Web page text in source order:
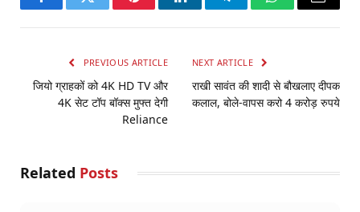
FacebookTwitter PinterestLinkedInTelegramWhatsApp
Email
PREVIOUS ARTICLE
जियो ग्राहकों को 4K HD TV और
4K सेट टॉप बॉक्स मुफ्त देगी
Reliance
NEXT ARTICLE
राखी सावंत की शादी से बौखलाए दीपक
कलाल, बोले-वापस करो 4 करोड़ रुपये
Related Posts